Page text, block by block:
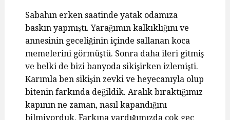
Sabahın erken saatinde yatak odamıza
baskın yapmıştı. Yarağımın kalkıklığını ve
annesinin geceliğinin içinde sallanan koca
memelerini görmüştü. Sonra daha ileri gitmiş
ve belki de bizi banyoda sikişirken izlemişti.
Karımla ben sikişin zevki ve heyecanıyla olup
bitenin farkında değildik. Aralık bıraktığımız
kapının ne zaman, nasıl kapandığını
bilmiyorduk. Farkına vardığımızda çok geç